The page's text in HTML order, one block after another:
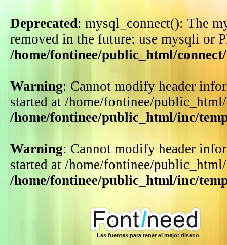
Deprecated: mysql_connect(): The
removed in the future: use mysqli or
/home/fontinee/public_html/
Warning: Cannot modify header
started at /home/fontinee/
/home/fontinee/public_html/inc/
Warning: Cannot modify header
started at /home/fontinee/
/home/fontinee/public_html/inc/
Las fuentes para tener el mejor diseno